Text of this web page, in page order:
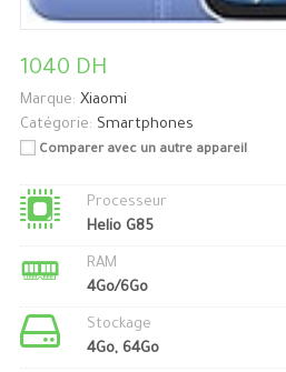
1040 DH
Marque: Xiaomi
Catégorie: Smartphones
Comparer avec un autre appareil
Processeur
Helio G85
RAM
4Go/6Go
Stockage
4Go, 64Go